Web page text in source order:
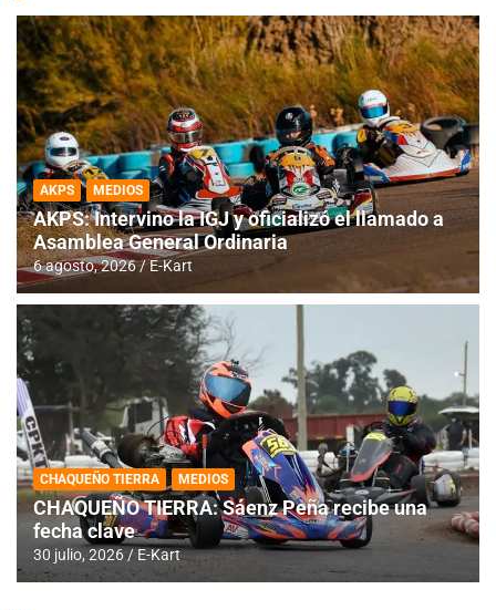
AKPS MEDIOS
AKPS: Intervino la IGJ y oficializó el llamado a
Asamblea General Ordinaria
6 agosto, 2026 E-Kart
CHAQUEÑO TIERRA MEDIOS
CHAQUEÑO TIERRA: Sáenz Peña recibe una
fecha clave
30 julio, 2026 E-Kart